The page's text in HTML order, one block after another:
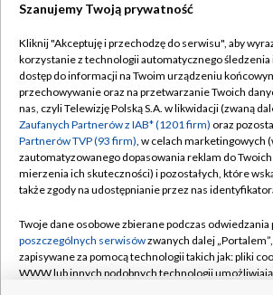
TVP
Abonament TVP
Emisja w TVP
Centrum informacji TVP
Naziemna Telewizja Cyfrowa
Rada Programowa
System NOS
Regulamin TVP
Polityka
Moje zgody
Pomoc
Kontakt
Szanujemy Twoją prywatność
Kliknij "Akceptuję i przechodzę do serwisu", aby
korzystanie z technologii automatycznego śledzenia
dostęp do informacji na Twoim urządzeniu
przechowywanie oraz na przetwarzanie Twoich
nas, czyli Telewizję Polską S.A. w likwidacji (zwaną
Zaufanych Partnerów z IAB* (1201 firm) oraz
Partnerów TVP (93 firm), w celach marketingowych
zautomatyzowanego dopasowania reklam do
mierzenia ich skuteczności) i pozostałych, które
także zgody na udostępnianie przez nas
Twoje dane osobowe zbierane podczas odwiedzania
poszczególnych serwisówzwanych dalej
zapisywane za pomocą technologii takich jak: pliki
WWW lub innych podobnych technologii